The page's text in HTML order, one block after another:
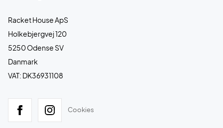
Racket House ApS
Holkebjergvej 120
5250 Odense SV
Danmark
VAT: DK36931108
Cookies